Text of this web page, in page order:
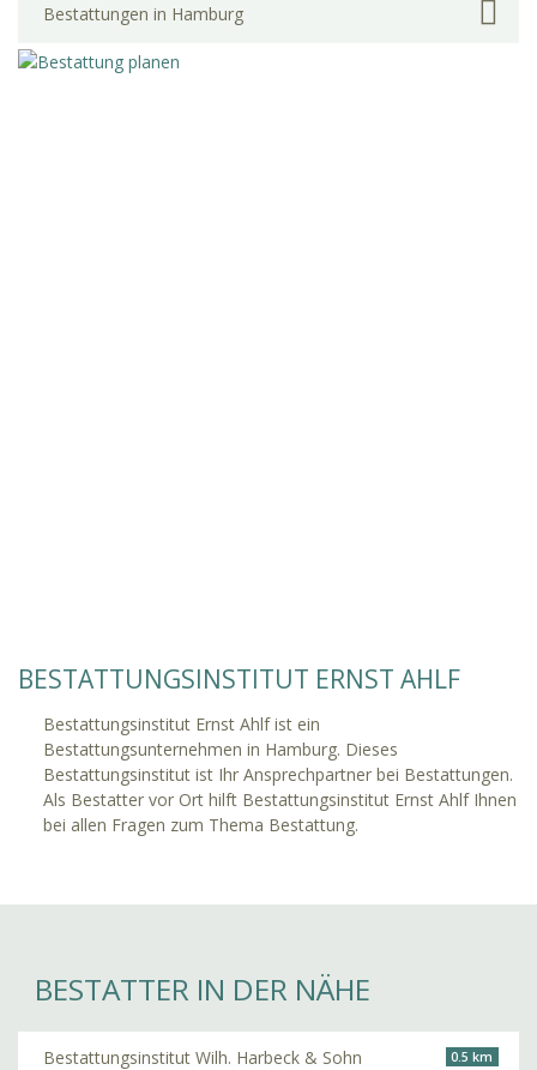
Bestattungen in Hamburg
BESTATTUNGSINSTITUT ERNST AHLF
Bestattungsinstitut Ernst Ahlf ist ein
Bestattungsunternehmen in Hamburg. Dieses
Bestattungsinstitut ist Ihr Ansprechpartner bei Bestattungen.
Als Bestatter vor Ort hilft Bestattungsinstitut Ernst Ahlf Ihnen
bei allen Fragen zum Thema Bestattung.
BESTATTER IN DER NÄHE
Bestattungsinstitut Wilh. Harbeck & Sohn 0.5 km